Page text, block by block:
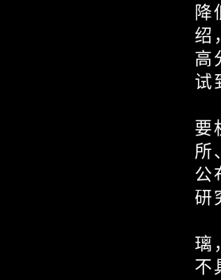
降
绍
高
试
要
所
公
研
璃
不